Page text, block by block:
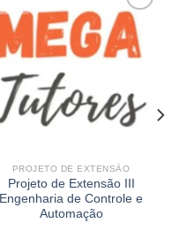
Add to
PROJETO DE EXTENSÃO
Projeto de Extensão III
Engenharia de Controle e
Automação